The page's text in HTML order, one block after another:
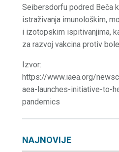
Seibersdorfu podred Beča
istraživanja imunološkim,
i izotopskim ispitivanjima,
za razvoj vakcina protiv
Izvor:
https://www.iaea.org/
aea-launches-initiative-to-
pandemics
NAJNOVIJE